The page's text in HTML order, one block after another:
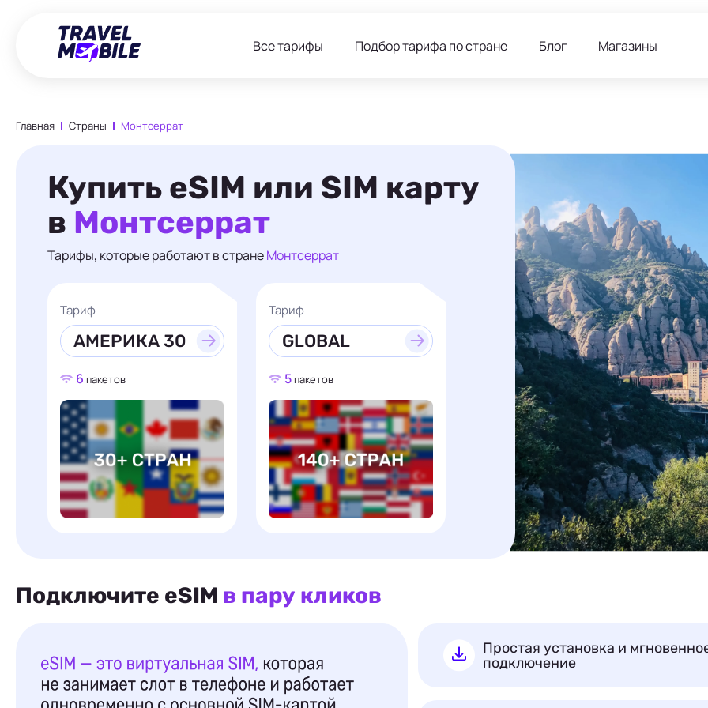
Все тарифы Подбор тарифа по стране Блог Магазины
Главная Страны Монтсеррат
Купить eSIM или SIM карту
в Монтсеррат
Тарифы, которые работают в странеМонтсеррат
Тариф
АМЕРИКА 30
6 пакетов
Тариф
GLOBAL
5 пакетов
Подключите eSIM в пару кликов
Простая установка и
подключение